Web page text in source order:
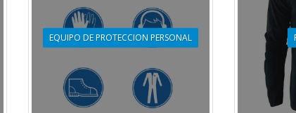
EQUIPO DE PROTECCION PERSONAL